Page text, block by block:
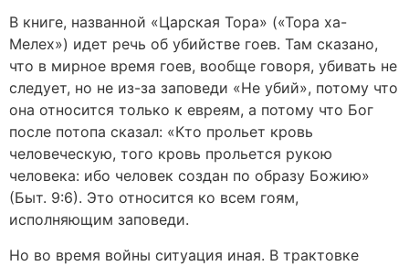
В книге, названной «Царская Тора» («Тора ха-
Мелех») идет речь об убийстве гоев. Там сказано,
что в мирное время гоев, вообще говоря, убивать не
следует, но не из-за заповеди «Не убий», потому что
она относится только к евреям, а потому что Бог
после потопа сказал: «Кто прольет кровь
человеческую, того кровь прольется рукою
человека: ибо человек создан по образу Божию»
(Быт. 9:6). Это относится ко всем гоям,
исполняющим заповеди.
Но во время войны ситуация иная. В трактовке